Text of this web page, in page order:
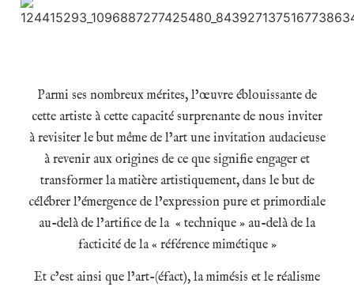
Parmi ses nombreux mérites, l’œuvre éblouissante de
cette artiste à cette capacité surprenante de nous inviter
à revisiter le but même de l’art une invitation audacieuse
à revenir aux origines de ce que signifie engager et
transformer la matière artistiquement, dans le but de
célébrer l’émergence de l’expression pure et primordiale
au-delà de l’artifice de la « technique » au-delà de la
facticité de la « référence mimétique »
Et c’est ainsi que l’art-(éfact), la mimésis et le réalisme